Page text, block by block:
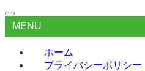
MENU
ホーム
プライバシーポリシー